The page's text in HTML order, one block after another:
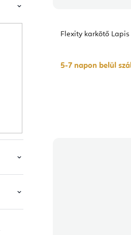
Flexity karkötő
5-7 napon belül